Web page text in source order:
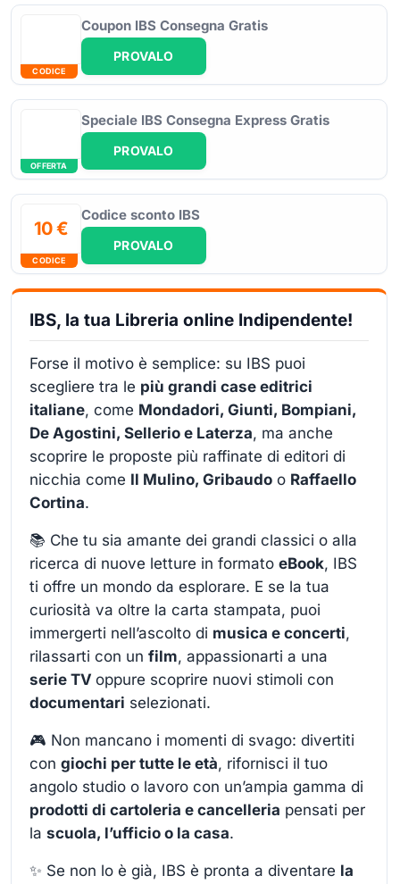
CODICE
Coupon IBS Consegna Gratis
PROVALO
OFFERTA
Speciale IBS Consegna Express Gratis
PROVALO
10 €
CODICE
Codice sconto IBS
PROVALO
IBS, la tua Libreria online Indipendente!
Forse il motivo è semplice: su IBS puoi
scegliere tra le più grandi case editrici
italiane, come Mondadori, Giunti, Bompiani,
De Agostini, Sellerio e Laterza, ma anche
scoprire le proposte più raffinate di editori di
nicchia come Il Mulino, Gribaudo o Raffaello
Cortina.
📚 Che tu sia amante dei grandi classici o alla
ricerca di nuove letture in formato eBook, IBS
ti offre un mondo da esplorare. E se la tua
curiosità va oltre la carta stampata, puoi
immergerti nell’ascolto di musica e concerti,
rilassarti con un film, appassionarti a una
serie TV oppure scoprire nuovi stimoli con
documentari selezionati.
🎮 Non mancano i momenti di svago: divertiti
con giochi per tutte le età, rifornisci il tuo
angolo studio o lavoro con un’ampia gamma di
prodotti di cartoleria e cancelleria pensati per
la scuola, l’ufficio o la casa.
✨ Se non lo è già, IBS è pronta a diventare la